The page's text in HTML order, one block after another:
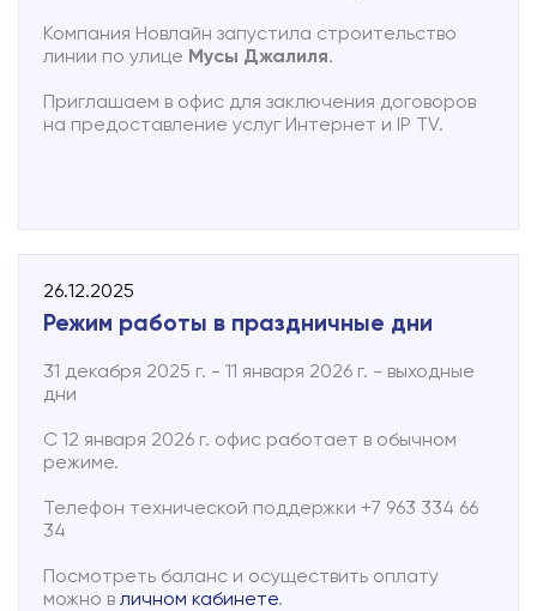
Компания Новлайн запустила строительство
линии по улице Мусы Джалиля.
Приглашаем в офис для заключения договоров
на предоставление услуг Интернет и IP TV.
26.12.2025
Режим работы в праздничные дни
31 декабря 2025 г. - 11 января 2026 г. - выходные
дни
С 12 января 2026 г. офис работает в обычном
режиме.
Телефон технической поддержки +7 963 334 66
34
Посмотреть баланс и осуществить оплату
можно в личном кабинете.